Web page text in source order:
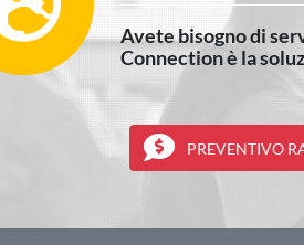
Avete bisogno di
Connection è la
PREVENTIVO